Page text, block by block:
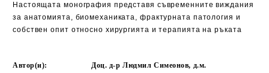
Настоящата монография представя съвременните виждания
за анатомията, биомеханиката, фрактурната патология и
собствен опит относно хирургията и терапията на ръката
Автор(и):
Доц. д-р Людмил Симеонов, д.м.